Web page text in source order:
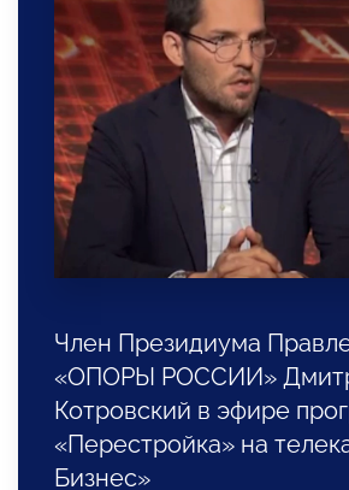
Член Президиума
«ОПОРЫ РОССИИ»
Котровский в эфире
«Перестройка» на
Бизнес»